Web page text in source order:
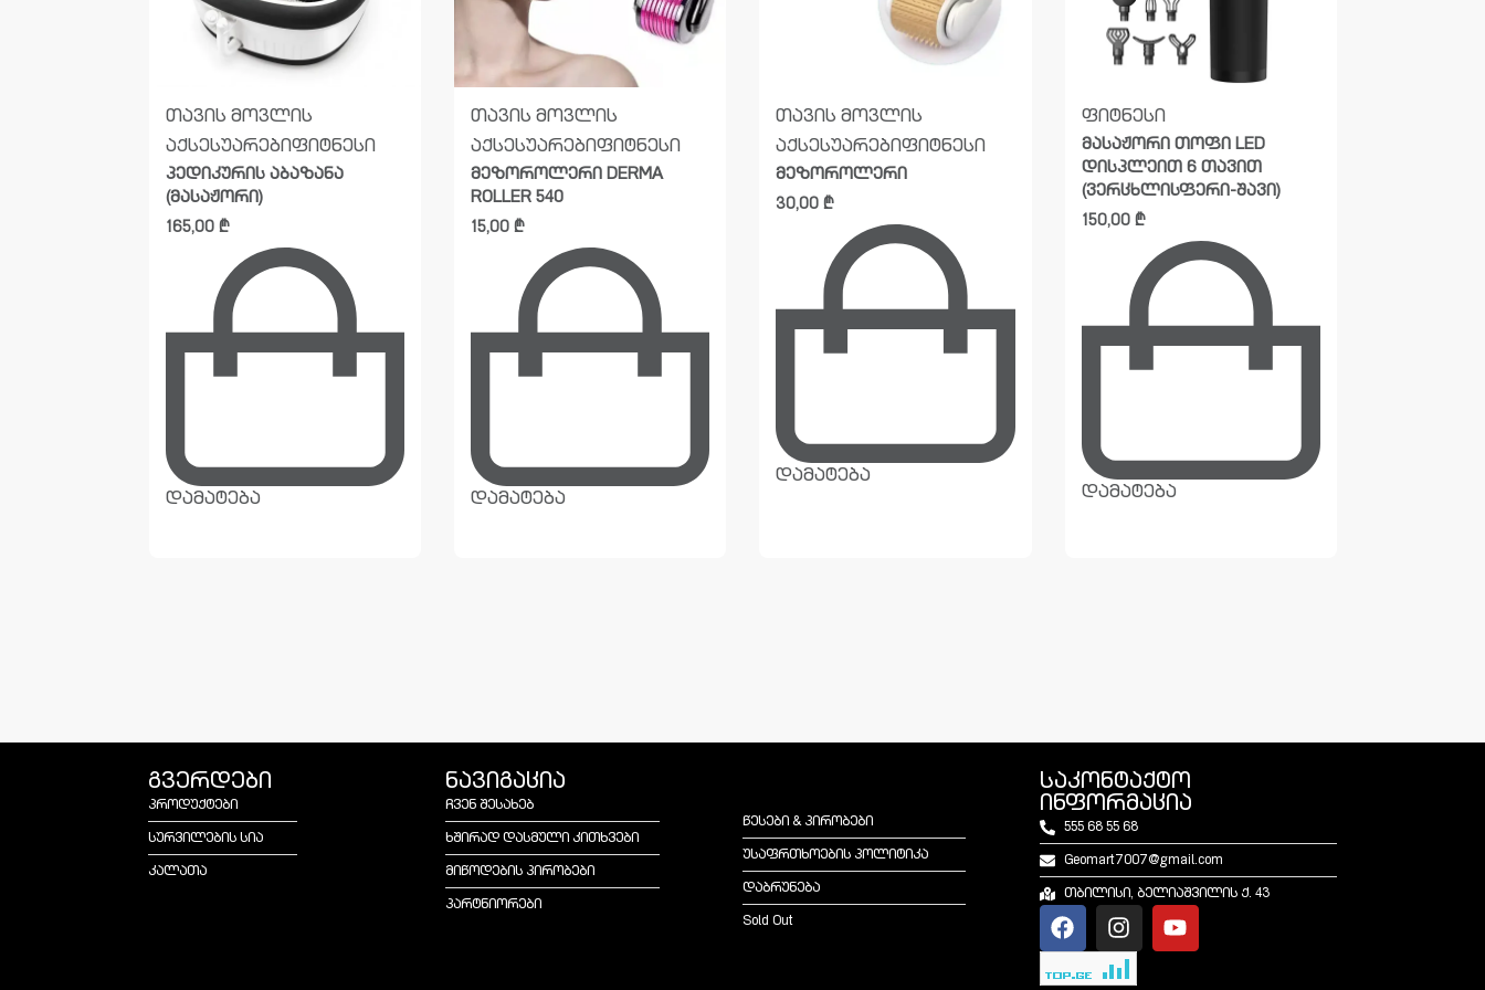
თავის მოვლის
აქსესუარებიფიტნესი
პედიკურის აბაზანა
(მასაჟორი)
165,00 ₾
დამატება
თავის მოვლის
აქსესუარებიფიტნესი
მეზოროლერი DERMA
ROLLER 540
15,00₾
დამატება
თავის მოვლის
აქსესუარებიფიტნესი
მეზოროლერი
30,00₾
დამატება
ფიტნესი
მასაჟორი თოფი LED
დისპლეით 6 თავით
(ვერცხლისფერი-შავი)
150,00 ₾
დამატება
გვერდები
პროდუქტები
სურვილების სია
კალათა
ნავიგაცია
ჩვენ შესახებ
ხშირად დასმული კითხვები
მიწოდების პირობები
პარტნიორები
წესები & პირობები
უსაფრთხოების პოლიტიკა
დაბრუნება
Sold Out
საკონტაქტო
ინფორმაცია
555 68 55 68
Geomart7007@gmail.com
თბილისი, ბელიაშვილის ქ. 43